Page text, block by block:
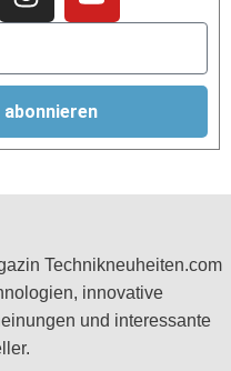
Technikneuheiten.com
innovative
und interessante